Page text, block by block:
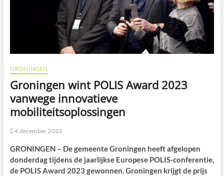
GRONINGEN
Groningen wint POLIS Award 2023
vanwege innovatieve
mobiliteitsoplossingen
4 december 2023
GRONINGEN – De gemeente Groningen heeft afgelopen
donderdag tijdens de jaarlijkse Europese POLIS-conferentie,
de POLIS Award 2023 gewonnen. Groningen krijgt de prijs